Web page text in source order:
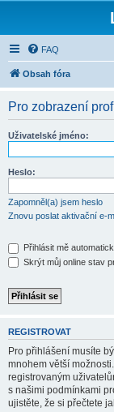
FAQ
Obsah fóra
Pro zobrazení
Uživatelské jméno:
Heslo:
Zapomněl(a) jsem heslo
Znovu poslat aktivační e-
Přihlásit mě
Skrýt můj online stav
REGISTROVAT
Pro přihlášení musíte
mnohem větší
registrovaným
s našimi podmínkami
ujistěte, že si přečtete